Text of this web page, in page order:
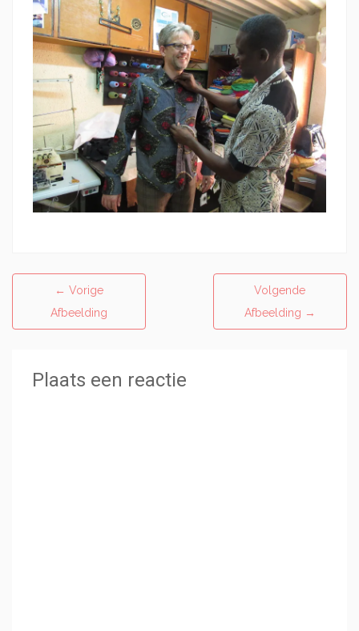
← Vorige
Afbeelding
Volgende
Afbeelding →
Plaats een reactie